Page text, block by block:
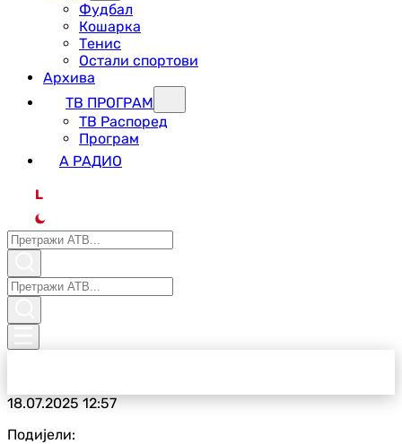
Фудбал
Кошарка
Тенис
Остали спортови
Архива
ТВ ПРОГРАМ
ТВ Распоред
Програм
А РАДИО
L
18.07.202512:57
Подијели: